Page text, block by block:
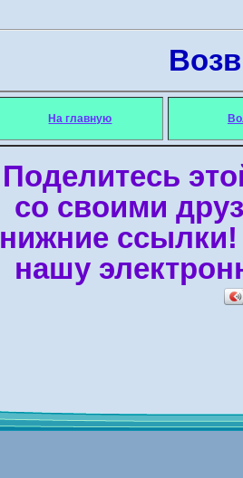
На главную
Поделитесь
со своими
нижние
нашу